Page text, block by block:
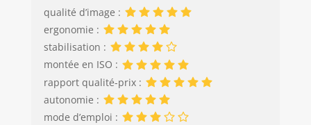
qualité d’image :
ergonomie :
stabilisation :
montée en ISO :
rapport qualité-prix :
autonomie :
mode d’emploi :